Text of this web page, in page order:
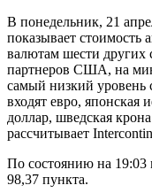
В понедельник, 21
показывает
валютам шести
партнеров США, на
самый низкий уровень
входят евро, японская
доллар, шведская
рассчитывает
По состоянию на
98,37 пункта.